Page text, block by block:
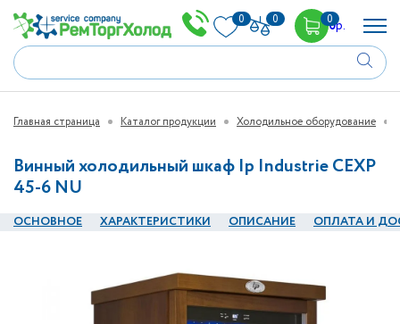
0 0 00р.
Главная страница Каталог продукции Холодильное оборудование
Винный холодильный шкаф Ip Industrie CEXP
45-6 NU
ОСНОВНОЕ ХАРАКТЕРИСТИКИ ОПИСАНИЕ ОПЛАТА И